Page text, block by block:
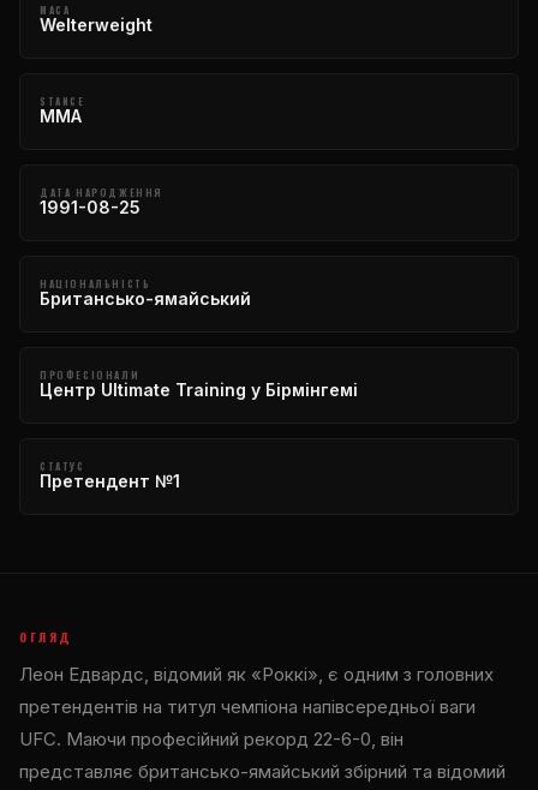
МАСА
Welterweight
STANCE
MMA
ДАТА НАРОДЖЕННЯ
1991-08-25
НАЦІОНАЛЬНІСТЬ
Британсько-ямайський
ПРОФЕСІОНАЛИ
Центр Ultimate Training у Бірмінгемі
СТАТУС
Претендент №1
ОГЛЯД
Леон Едвардс, відомий як «Роккі», є одним з головних
претендентів на титул чемпіона напівсередньої ваги
UFC. Маючи професійний рекорд 22-6-0, він
представляє британсько-ямайський збірний та відомий